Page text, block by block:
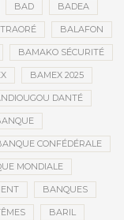
BAD BADEA
BALAFON
BAMAKO SÉCURITÉ
BAMEX 2025
DANTÉ
CONFÉDÉRALE
MONDIALE
BANQUES
BARIL